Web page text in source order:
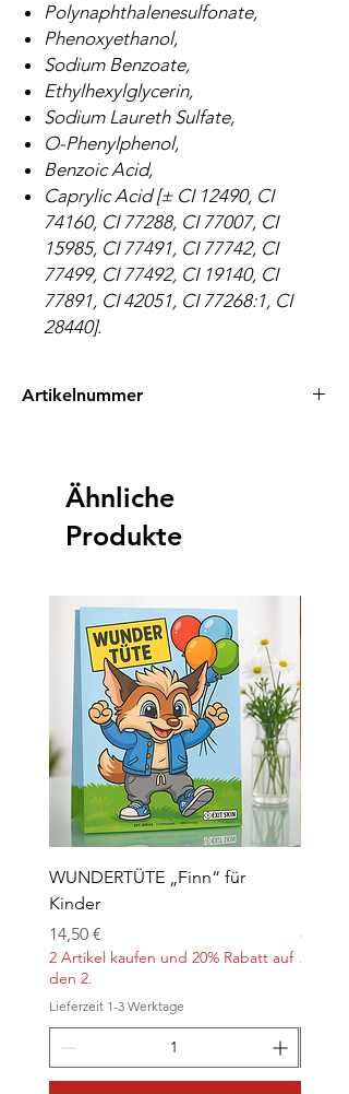
Polynaphthalenesulfonate,
Phenoxyethanol,
Sodium Benzoate,
Ethylhexylglycerin,
Sodium Laureth Sulfate,
O-Phenylphenol,
Benzoic Acid,
Caprylic Acid [± CI 12490, CI
74160, CI 77288, CI 77007, CI
15985, CI 77491, CI 77742, CI
77499, CI 77492, CI 19140, CI
77891, CI 42051, CI 77268:1, CI
28440].
Artikelnummer
Ähnliche
Produkte
WUNDERTÜTE „Finn“ für
Kinder
Preis
14,50 €
2 Artikel kaufen und 20% Rabatt auf
den 2.
Lieferzeit 1-3 Werktage
Preis
8,90 €
2
den 2.